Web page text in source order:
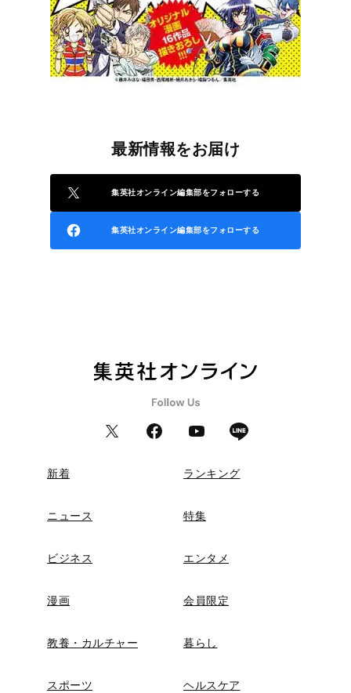
最新情報をお届け
集英社オンライン編集部をフォローする
集英社オンライン編集部をフォローする
新着 ランキング
ニュース 特集
ビジネス エンタメ
漫画 会員限定
教養・カルチャー 暮らし
スポーツ ヘルスケア